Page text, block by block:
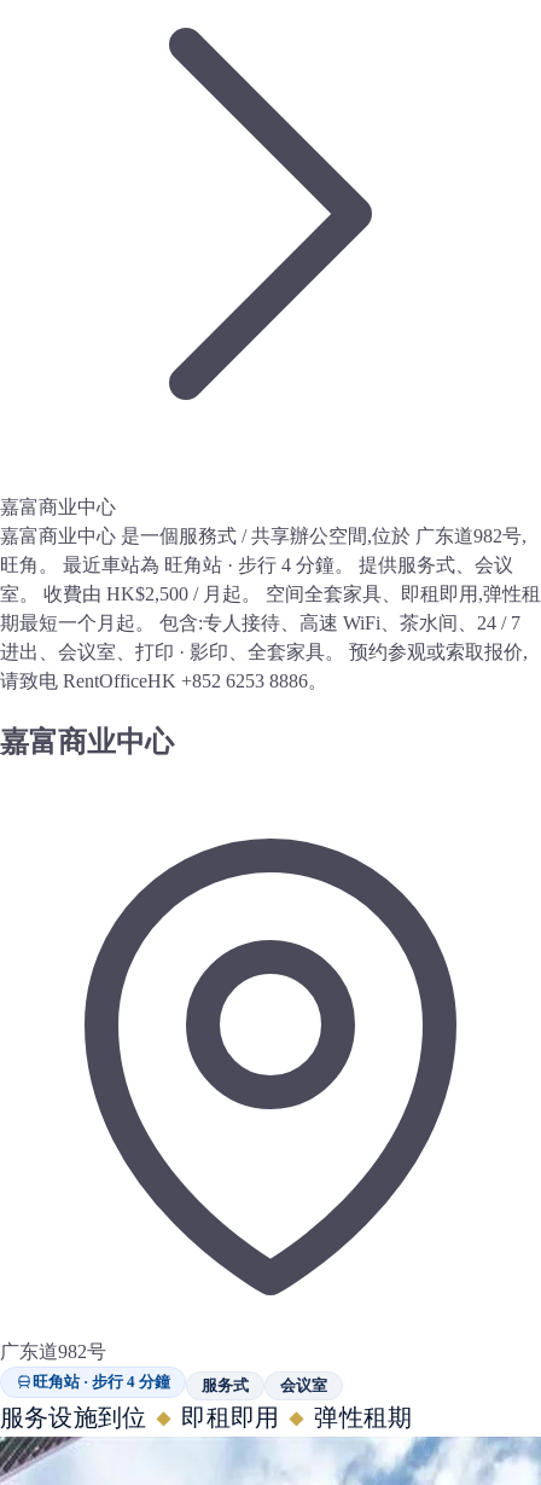
嘉富商业中心
嘉富商业中心 是一個服務式 / 共享辦公空間,位於 广东道982号,
旺角。 最近車站為 旺角站 · 步行 4 分鐘。 提供服务式、会议
室。 收費由 HK$2,500 / 月起。 空间全套家具、即租即用,弹性租
期最短一个月起。 包含:专人接待、高速 WiFi、茶水间、24 / 7
进出、会议室、打印 · 影印、全套家具。 预约参观或索取报价,
请致电 RentOfficeHK +852 6253 8886。
嘉富商业中心
广东道982号
旺角站 · 步行 4 分鐘 服务式 会议室
服务设施到位 ◆ 即租即用 ◆ 弹性租期